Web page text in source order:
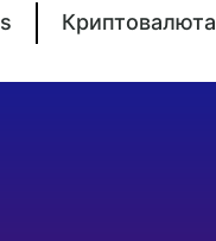
Криптовалюта